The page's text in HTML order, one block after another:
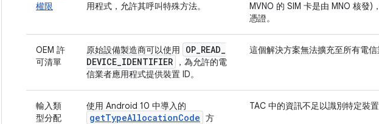
權限
用程式，允許其呼叫特殊方法。
MVNO 的 SIM 卡是由 MNO 核發)
憑證。
OEM 許
可清單
原始設備製造商可以使用 OP_READ_
DEVICE_IDENTIFIER
，為允許的電
信業者應用程式提供裝置 ID。
這個解決方案無法擴充至所有電信
輸入類
型分配
使用 Android 10 中導入的
getTypeAllocationCode 方
TAC 中的資訊不足以識別特定裝置